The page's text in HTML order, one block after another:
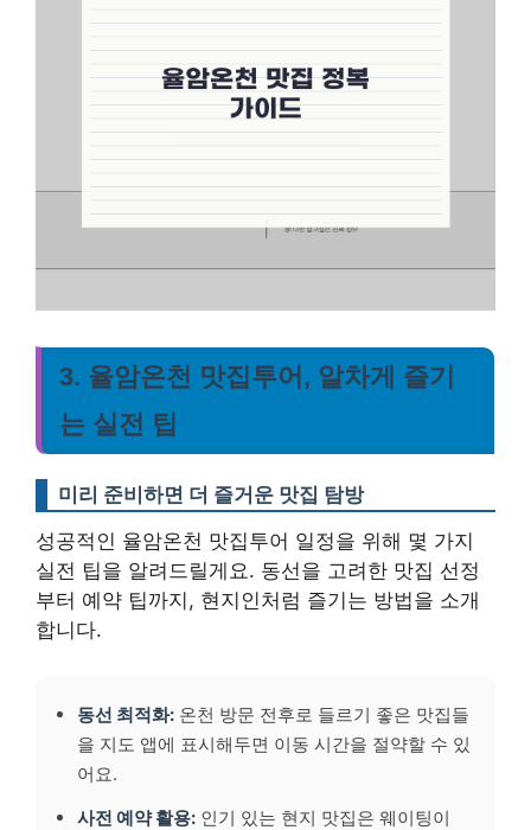
3. 율암온천 맛집투어, 알차게 즐기
는 실전 팁
미리 준비하면 더 즐거운 맛집 탐방
성공적인 율암온천 맛집투어 일정을 위해 몇 가지
실전 팁을 알려드릴게요. 동선을 고려한 맛집 선정
부터 예약 팁까지, 현지인처럼 즐기는 방법을 소개
합니다.
동선 최적화: 온천 방문 전후로 들르기 좋은 맛집들
을 지도 앱에 표시해두면 이동 시간을 절약할 수 있
어요.
사전 예약 활용: 인기 있는 현지 맛집은 웨이팅이